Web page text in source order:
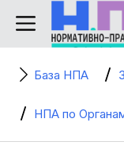
База НПА
НПА по